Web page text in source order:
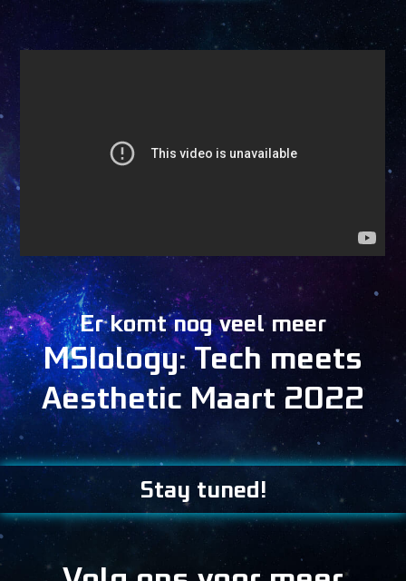
Er komt nog veel meer
MSIology: Tech meets
Aesthetic Maart 2022
Stay tuned!